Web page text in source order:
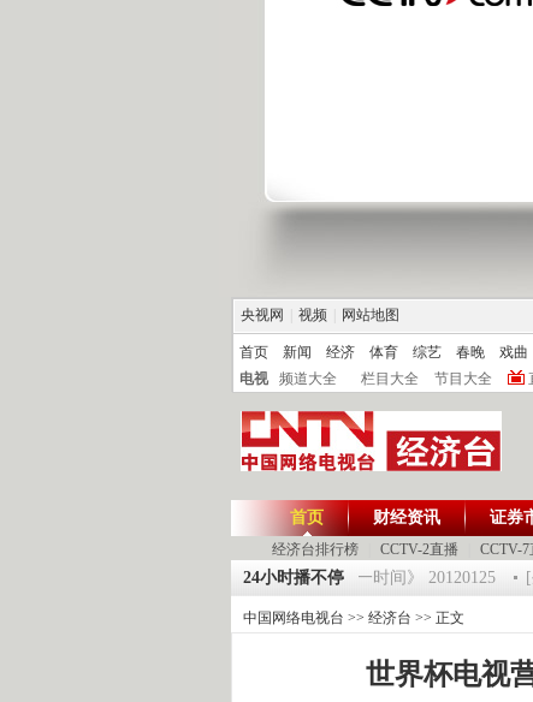
央视网 视频 网站地图
首页 新闻 经济 体育 综艺 春晚 戏曲
电视
频道大全 栏目大全 节目大全
首页
经济台排行榜 CCTV-2直播 CCTV-
财经资讯 证券
24小时播不停
》20120125 祝福2012-超级魔术师 5 《第一时间》 20120125 [
中国网络电视台 >> 经济台 >> 正文
世界杯电视